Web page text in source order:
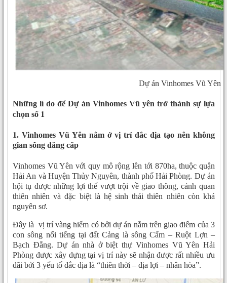
Dự án Vinhomes Vũ Yên
Những lí do để Dự án Vinhomes Vũ yên trở thành sự lựa
chọn số 1
1. Vinhomes Vũ Yên nằm ở vị trí đắc địa tạo nên không
gian sống đẳng cấp
Vinhomes Vũ Yên với quy mô rộng lên tới 870ha, thuộc quận
Hải An và Huyện Thủy Nguyên, thành phố Hải Phòng. Dự án
hội tụ được những lợi thế vượt trội về giao thông, cảnh quan
thiên nhiên và đặc biệt là hệ sinh thái thiên nhiên còn khá
nguyên sơ.
Đây là vị trí vàng hiếm có bởi dự án nằm trên giao điểm của 3
con sông nổi tiếng tại đất Cảng là sông Cấm – Ruột Lợn –
Bạch Đằng. Dự án nhà ở biệt thự Vinhomes Vũ Yên Hải
Phòng được xây dựng tại vị trí này sẽ nhận được rất nhiều ưu
đãi bởi 3 yếu tố đắc địa là “thiên thời – địa lợi – nhân hòa”.